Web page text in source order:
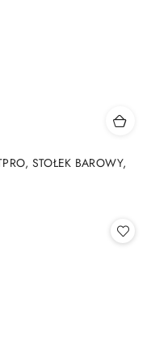
STOŁEK BAROWY,